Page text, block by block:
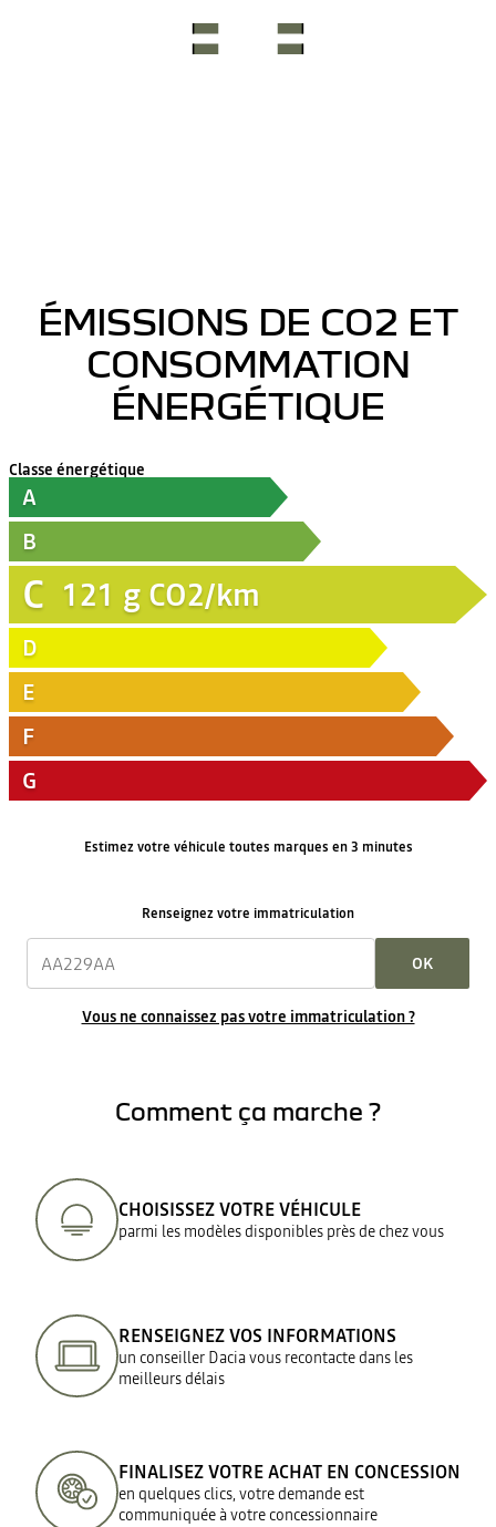
ÉMISSIONS DE CO2 ET
CONSOMMATION
ÉNERGÉTIQUE
Classe énergétique
A
B
C 121 g CO2/km
D
E
F
G
Estimez votre véhicule toutes marques en 3 minutes
Renseignez votre immatriculation
OK
Vous ne connaissez pas votre immatriculation ?
Comment ça marche ?
CHOISISSEZ VOTRE VÉHICULE
parmi les modèles disponibles près de chez vous
RENSEIGNEZ VOS INFORMATIONS
un conseiller Dacia vous recontacte dans les
meilleurs délais
FINALISEZ VOTRE ACHAT EN CONCESSION
en quelques clics, votre demande est
communiquée à votre concessionnaire